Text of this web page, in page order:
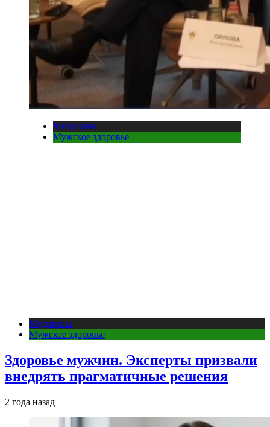
Медицина
Мужское здоровье
Медицина
Мужское здоровье
Здоровье мужчин. Эксперты призвали
внедрять прагматичные решения
2 года назад